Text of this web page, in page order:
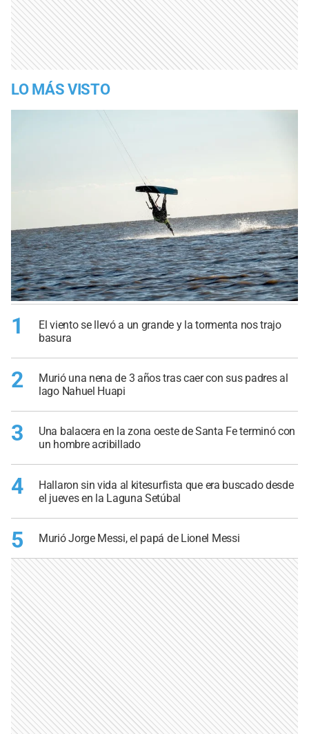
LO MÁS VISTO
1
El viento se llevó a un grande y la tormenta nos trajo
basura
2
Murió una nena de 3 años tras caer con sus padres al
lago Nahuel Huapi
3
Una balacera en la zona oeste de Santa Fe terminó con
un hombre acribillado
4
Hallaron sin vida al kitesurfista que era buscado desde
el jueves en la Laguna Setúbal
5 Murió Jorge Messi, el papá de Lionel Messi